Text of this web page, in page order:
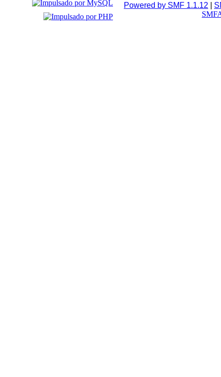
Powered by SMF 1.1.12